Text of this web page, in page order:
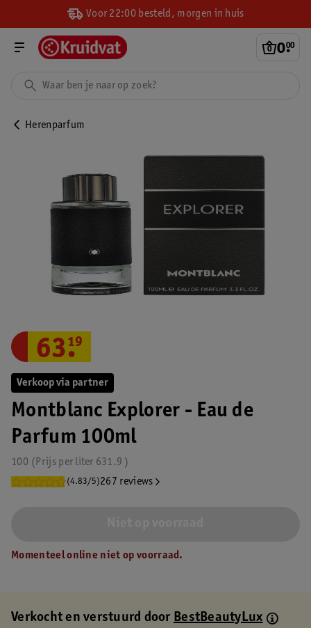
Voor 22:00 besteld, morgen in huis
0.
00
Herenparfum
Verkoop via partner
Montblanc Explorer - Eau de
Parfum 100ml
100 631.9
Prijs per liter
(4.83/5)267 reviews
63.
19
Momenteel online niet op voorraad.
Verkocht en verstuurd doorBestBeautyLux